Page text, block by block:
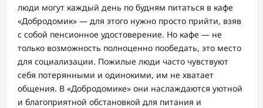
люди могут каждый день по будням питаться в кафе
«Добродомик» — для этого нужно просто прийти, взяв
с собой пенсионное удостоверение. Но кафе — не
только возможность полноценно пообедать, это место
для социализации. Пожилые люди часто чувствуют
себя потерянными и одинокими, им не хватает
общения. В «Добродомике» они наслаждаются уютной
и благоприятной обстановкой для питания и